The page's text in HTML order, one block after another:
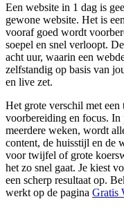
Een website in 1 dag is
gewone website. Het is
vooraf goed wordt
soepel en snel verloopt.
acht uur, waarin een
zelfstandig op basis van
en live zet.
Het grote verschil met
voorbereiding en focus. In
meerdere weken, wordt
content, de huisstijl en de
voor twijfel of grote
het zo snel gaat. Je kiest
een scherp resultaat op.
werkt op de pagina Gratis